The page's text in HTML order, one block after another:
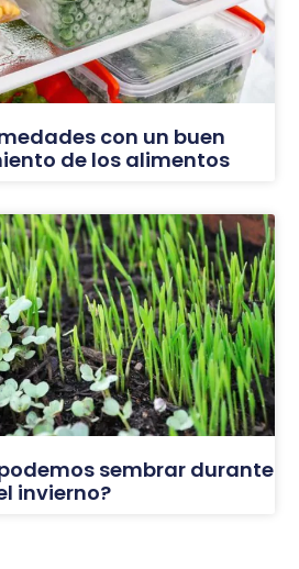
con un buen
de los alimentos
sembrar durante
invierno?